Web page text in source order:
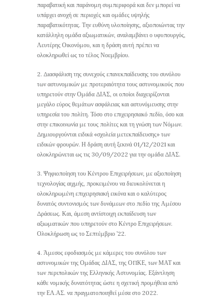
παραβατική και παράνομη συμπεριφορά και δεν μπορεί να
υπάρχει ανοχή σε περιοχές και ομάδες υψηλής
παραβατικότητας. Την ευθύνη υλοποίησης, αξιοποιώντας την
κατάλληλη ομάδα αξιωματικών, αναλαμβάνει ο υφυπουργός,
Λευτέρης Οικονόμου, και η δράση αυτή πρέπει να
ολοκληρωθεί ως το τέλος Νοεμβρίου.
2. Διασφάλιση της συνεχούς επανεκπαίδευσης του συνόλου
των αστυνομικών με προτεραιότητα τους αστυνομικούς που
υπηρετούν στην Ομάδα ΔΙΑΣ, οι οποίοι διαχειρίζονται
μεγάλο εύρος θεμάτων ασφάλειας και αστυνόμευσης στην
υπηρεσία του πολίτη. Τόσο στο επιχειρησιακό πεδίο, όσο και
στην επικοινωνία με τους πολίτες και τη γνώση των Νόμων.
Δημιουργούνται ειδικά «σχολεία μετεκπαίδευσης» των
ειδικών φρουρών. Η δράση αυτή ξεκινά 01/12/2021 και
ολοκληρώνεται ως τις 30/09/2022 για την ομάδα ΔΙΑΣ.
3. Ψηφιοποίηση του Κέντρου Επιχειρήσεων, με αξιοποίηση
τεχνολογίας αιχμής, προκειμένου να διευκολύνεται η
ολοκληρωμένη επιχειρησιακή εικόνα και ο καλύτερος
δυνατός συντονισμός των δυνάμεων στο πεδίο της Αμέσου
Δράσεως. Και, άμεση αντίστοιχη εκπαίδευση των
αξιωματικών που υπηρετούν στο Κέντρο Επιχειρήσεων.
Ολοκλήρωση ως το Σεπτέμβριο ’22.
4. Άμεσος εφοδιασμός με κάμερες του συνόλου των
αστυνομικών της Ομάδας ΔΙΑΣ, της ΟΠΚΕ, των ΜΑΤ και
των περιπολικών της Ελληνικής Αστυνομίας. Εξάντληση
κάθε νομικής δυνατότητας ώστε η σχετική προμήθεια από
την ΕΛ.ΑΣ. να πραγματοποιηθεί μέσα στο 2022.